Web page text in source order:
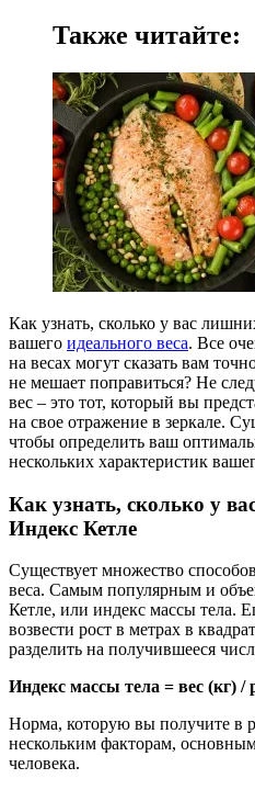
Также читайте:
Как узнать, сколько у вас
вашего идеального веса. Все
на весах могут сказать вам
не мешает поправиться? Не
вес – это тот, который вы
на свое отражение в зеркале.
чтобы определить ваш
нескольких характеристик
Как узнать, сколько у
Индекс Кетле
Существует множество
веса. Самым популярным и
Кетле, или индекс массы тела.
возвести рост в метрах в
разделить на получившееся
Индекс массы тела = вес (кг) /
Норма, которую вы получите в
нескольким факторам,
человека.